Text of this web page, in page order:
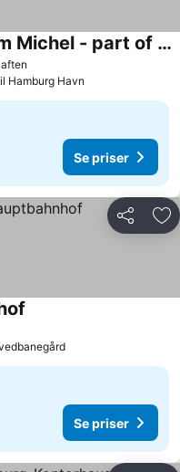
Lindner Hotel Hamburg Am Michel - part of JdV by Hyatt
Hamburg Havn
Se priser
Del
Se priser